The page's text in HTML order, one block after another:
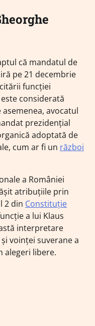
că mandatul de
pe 21 decembrie
funcției
considerată
avocatul
prezidențial
adoptată de
cum ar fi un război
a României
atribuțiile prin
2 din Constituție
a lui Klaus
interpretare
voinței suverane a
alegeri libere.